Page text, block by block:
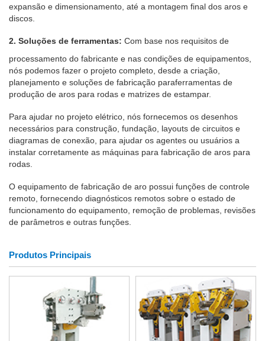
expansão e dimensionamento, até a montagem final dos aros e
discos.
2. Soluções de ferramentas: Com base nos requisitos de
processamento do fabricante e nas condições de equipamentos,
nós podemos fazer o projeto completo, desde a criação,
planejamento e soluções de fabricação paraferramentas de
produção de aros para rodas e matrizes de estampar.
Para ajudar no projeto elétrico, nós fornecemos os desenhos
necessários para construção, fundação, layouts de circuitos e
diagramas de conexão, para ajudar os agentes ou usuários a
instalar corretamente as máquinas para fabricação de aros para
rodas.
O equipamento de fabricação de aro possui funções de controle
remoto, fornecendo diagnósticos remotos sobre o estado de
funcionamento do equipamento, remoção de problemas, revisões
de parâmetros e outras funções.
Produtos Principais